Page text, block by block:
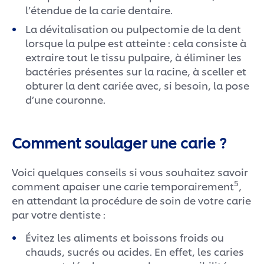
bonne hygiène dentaire. N’oubliez pas,
lorsque que vous protégez vos dents,
d’économiser l’eau en fermant votre
robinet. *avec un brossage régulier des
dents deux fois par jour
l’étendue de la carie dentaire.
La dévitalisation ou pulpectomie de la dent
lorsque la pulpe est atteinte : cela consiste à
extraire tout le tissu pulpaire, à éliminer les
bactéries présentes sur la racine, à sceller et
obturer la dent cariée avec, si besoin, la pose
d’une couronne.
Comment soulager une carie ?
Voici quelques conseils si vous souhaitez savoir
comment apaiser une carie temporairement5
en attendant la procédure de soin de votre carie
par votre dentiste :
Évitez les aliments et boissons froids ou
chauds, sucrés ou acides. En effet, les caries